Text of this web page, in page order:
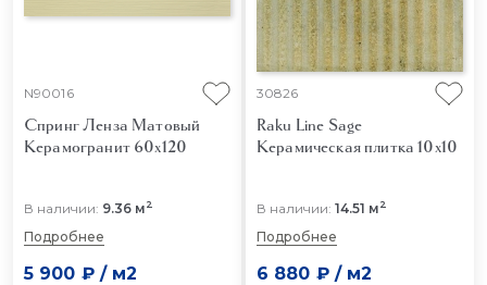
N90016
Спринг Ленза Матовый
Керамогранит 60x120
В наличии: 9.36 м2
Подробнее
5 900 ₽/ м2
30826
Raku Line Sage
Керамическая плитка 10x10
В наличии: 14.51 м2
Подробнее
6 880 ₽/ м2